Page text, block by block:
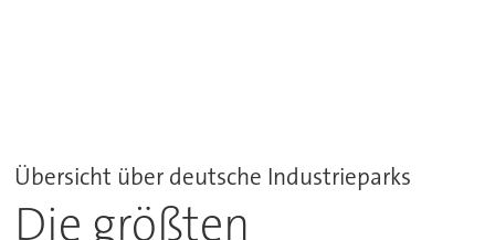
Übersicht über deutsche Industrieparks
Die größten